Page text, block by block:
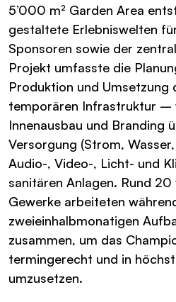
5’000 m² Garden Area
gestaltete Erlebniswelten
Sponsoren sowie der
Projekt umfasste die
Produktion und Umsetzung
temporären Infrastruktur –
Innenausbau und Branding
Versorgung (Strom,
Audio-, Video-, Licht- und
sanitären Anlagen. Rund 20
Gewerke arbeiteten
zweieinhalbmonatigen
zusammen, um das
termingerecht und in
umzusetzen.